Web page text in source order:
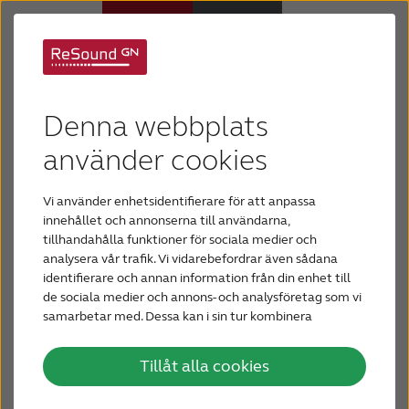
Denna webbplats
använder cookies
Vi använder enhetsidentifierare för att anpassa
innehållet och annonserna till användarna,
tillhandahålla funktioner för sociala medier och
analysera vår trafik. Vi vidarebefordrar även sådana
identifierare och annan information från din enhet till
de sociala medier och annons- och analysföretag som vi
samarbetar med. Dessa kan i sin tur kombinera
tillhandahållit eller som de har samlat in när du har
använt deras tjänster.Tillåt alla cookies
Om nedsatt hörsel
Hjälp
Varför ReSound?
Blogg
KONTAKTA OSS
hörselnedsättning?
problem i innerörat eller hörselnerven – nerven
som överför ljud från innerörat till hjärnan.
Ofta sker sensorineural hörselnedsättning gradvis
och personer med denna typ av
hörselnedsättning kanske märker av den
och kommunikationen påverkas, vanligen i bullriga
miljöer och sociala sammanhang.